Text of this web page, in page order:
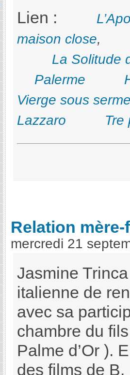
Lien :
maison close
La Solitude
Palerme
Vierge sous
Lazzaro
Tre
Relation mère-
mercredi 21
Jasmine
italienne de
avec sa
chambre du
Palme d’Or ).
des films de